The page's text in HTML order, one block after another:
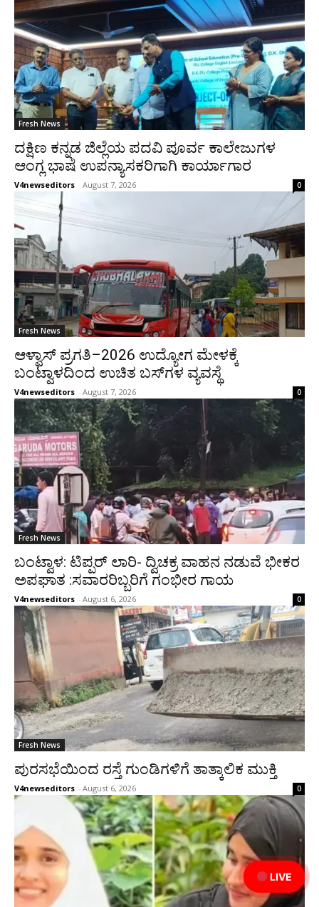
LIVE
Fresh News
ದಕ್ಷಿಣ ಕನ್ನಡ ಜಿಲ್ಲೆಯ ಪದವಿ ಪೂರ್ವ ಕಾಲೇಜುಗಳ
ಆಂಗ್ಲ ಭಾಷೆ ಉಪನ್ಯಾಸಕರಿಗಾಗಿ ಕಾರ್ಯಾಗಾರ
V4newseditors - August 7, 2026 0
Fresh News
ಆಳ್ವಾಸ್ ಪ್ರಗತಿ–2026 ಉದ್ಯೋಗ ಮೇಳಕ್ಕೆ
ಬಂಟ್ವಾಳದಿಂದ ಉಚಿತ ಬಸ್‌ಗಳ ವ್ಯವಸ್ಥೆ
V4newseditors - August 7, 2026 0
Fresh News
ಬಂಟ್ವಾಳ: ಟಿಪ್ಪರ್ ಲಾರಿ- ದ್ವಿಚಕ್ರ ವಾಹನ ನಡುವೆ ಭೀಕರ
ಅಪಘಾತ :ಸವಾರರಿಬ್ಬರಿಗೆ ಗಂಭೀರ ಗಾಯ
V4newseditors - August 6, 2026 0
Fresh News
ಪುರಸಭೆಯಿಂದ ರಸ್ತೆ ಗುಂಡಿಗಳಿಗೆ ತಾತ್ಕಾಲಿಕ ಮುಕ್ತಿ
V4newseditors - August 6, 2026 0